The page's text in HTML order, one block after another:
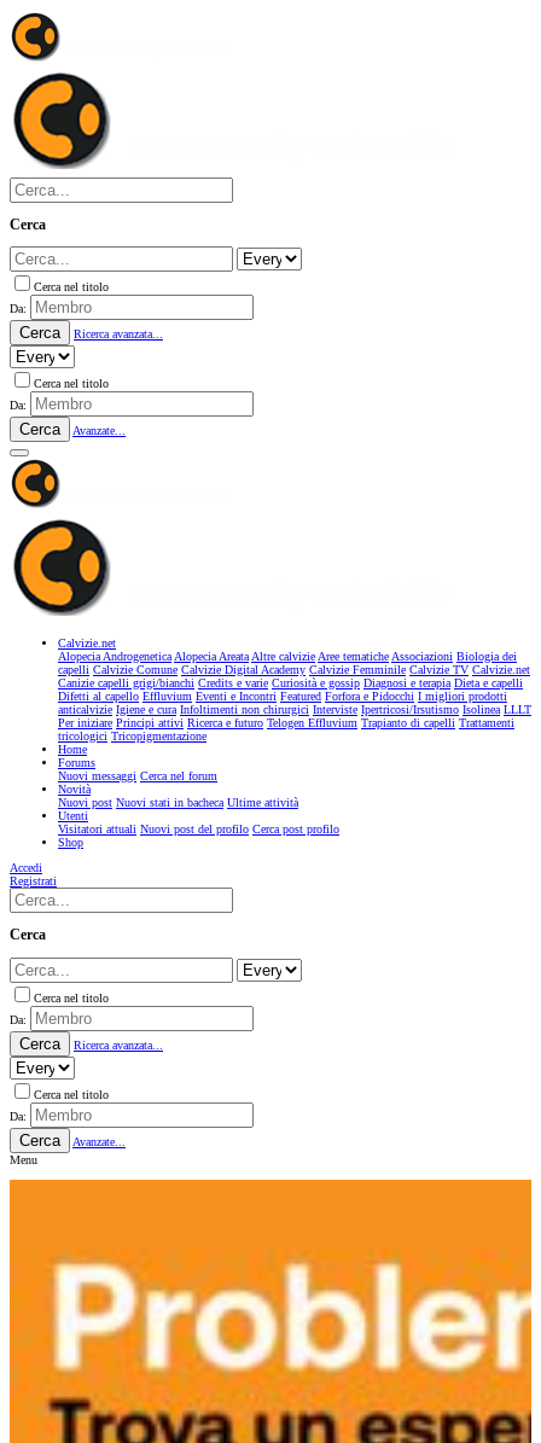
Cerca
Cerca nel titolo
Da:
Cerca Ricerca avanzata...
Cerca nel titolo
Da:
Cerca Avanzate...
Calvizie.net
Alopecia AndrogeneticaAlopecia AreataAltre calvizieAree tematicheAssociazioni Biologia dei
capelli Calvizie Comune Calvizie Digital Academy Calvizie Femminile Calvizie TV Calvizie.net
Canizie capelli grigi/bianchi Credits e varie Curiosità e gossip Diagnosi e terapia Dieta e capelli
Difetti al capello Effluvium Eventi e Incontri Featured Forfora e Pidocchi I migliori prodotti
anticalvizie Igiene e cura Infoltimenti non chirurgici Interviste Ipertricosi/Irsutismo Isolinea LLLT
Per iniziare Principi attivi Ricerca e futuro Telogen Effluvium Trapianto di capelli Trattamenti
tricologici Tricopigmentazione
Home
Forums
Nuovi messaggi Cerca nel forum
Novità
Nuovi post Nuovi stati in bacheca Ultime attività
Utenti
Visitatori attuali Nuovi post del profilo Cerca post profilo
Shop
Accedi
Registrati
Cerca
Cerca nel titolo
Da:
Cerca Ricerca avanzata...
Cerca nel titolo
Da:
Cerca
Avanzate...
Menu